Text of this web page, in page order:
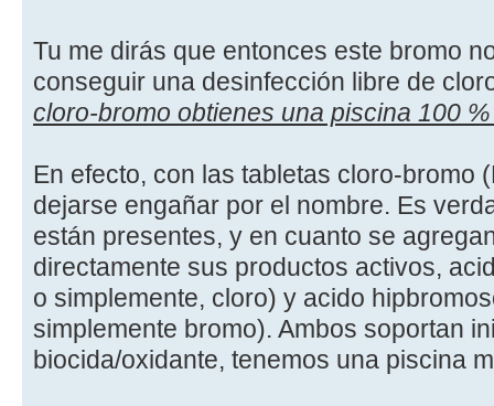
Tu me dirás que entonces este bromo
conseguir una desinfección libre de
cloro-bromo obtienes una piscina 100
En efecto, con las tabletas cloro-bromo
dejarse engañar por el nombre. Es
están presentes, y en cuanto se
directamente sus productos activos,
o simplemente, cloro) y acido
simplemente bromo). Ambos soportan
biocida/oxidante, tenemos una piscina